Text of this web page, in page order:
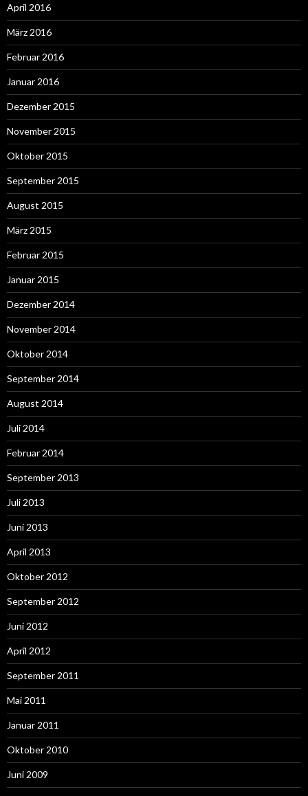
April 2016
März 2016
Februar 2016
Januar 2016
Dezember 2015
November 2015
Oktober 2015
September 2015
August 2015
März 2015
Februar 2015
Januar 2015
Dezember 2014
November 2014
Oktober 2014
September 2014
August 2014
Juli 2014
Februar 2014
September 2013
Juli 2013
Juni 2013
April 2013
Oktober 2012
September 2012
Juni 2012
April 2012
September 2011
Mai 2011
Januar 2011
Oktober 2010
Juni 2009